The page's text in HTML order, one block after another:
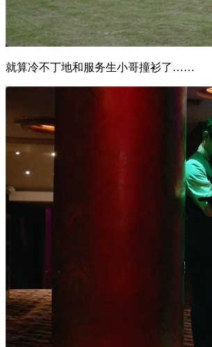
就算冷不丁地和服务生小哥撞衫了……